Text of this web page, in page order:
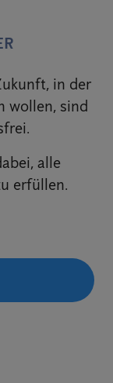
in der
wollen, sind
alle
erfüllen.